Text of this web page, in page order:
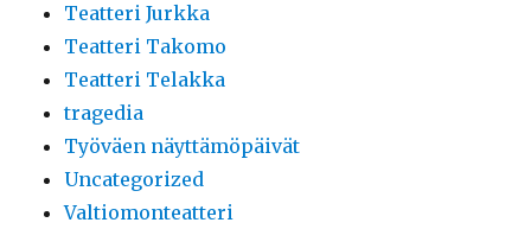
Teatteri Jurkka
Teatteri Takomo
Teatteri Telakka
tragedia
Työväen näyttämöpäivät
Uncategorized
Valtiomonteatteri